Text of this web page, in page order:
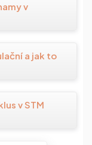
v
a jak to
v STM